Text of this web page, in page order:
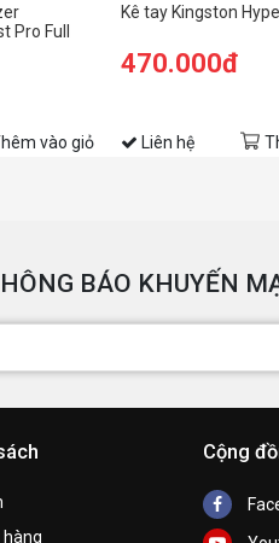
Pro Full
vào giỏ
Kê tay Kingston
470.000đ
Liên hệ
BÁO KHUYẾN
hàng
Cộng